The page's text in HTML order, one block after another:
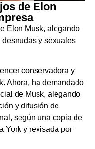
de Elon
Elon Musk, alegando
desnudas y sexuales
conservadora y
Ahora, ha demandado
de Musk, alegando
y difusión de
según una copia de
York y revisada por